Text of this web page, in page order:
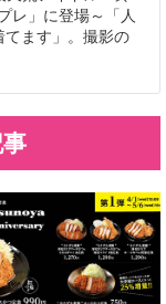
レ」に登場～「人
ます」。撮影の